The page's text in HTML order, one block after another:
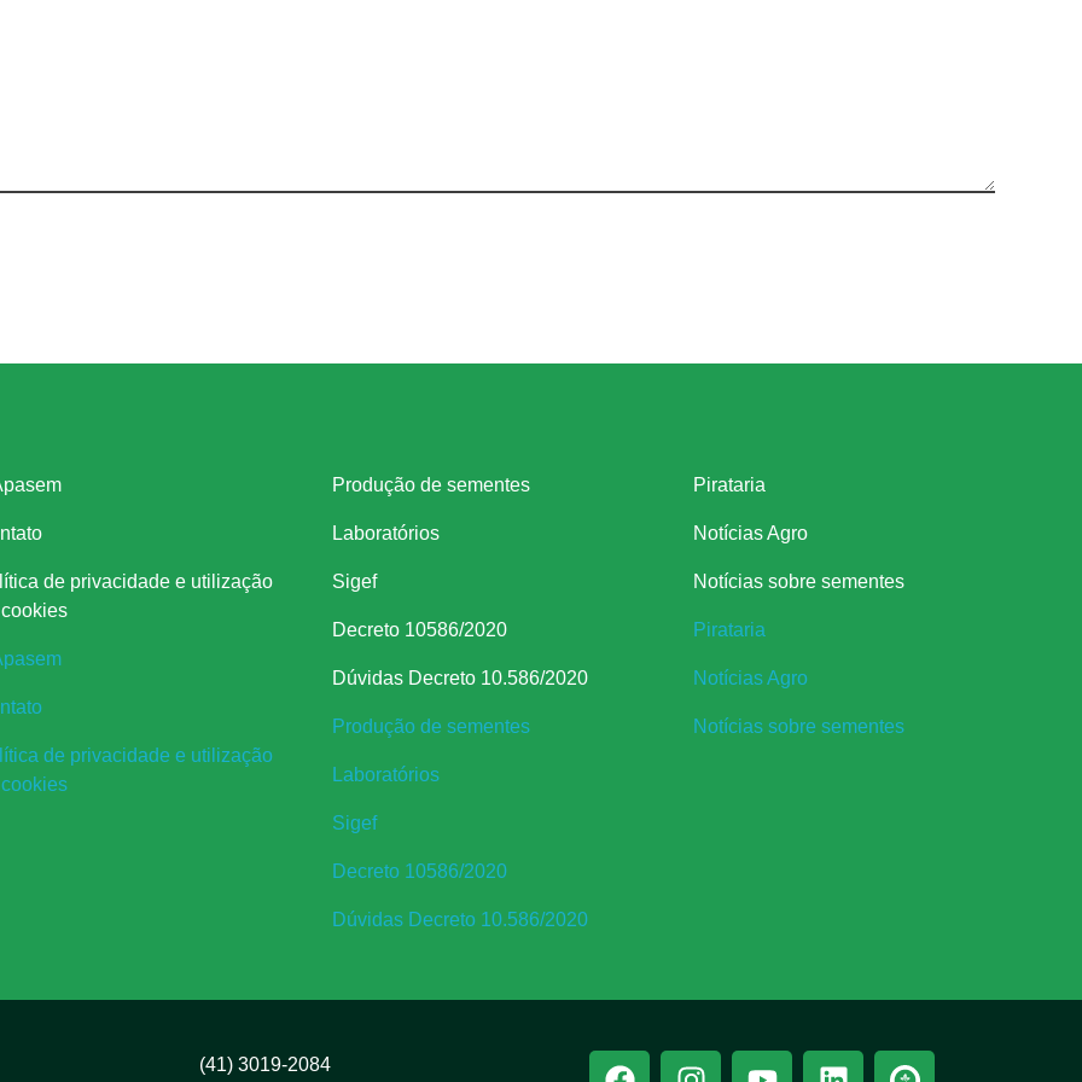
de privacidade e utilização
de privacidade e utilização
Produção de sementes
Laboratórios
Sigef
Decreto 10586/2020
Dúvidas Decreto 10.586/2020
Produção de sementes
Laboratórios
Sigef
Decreto 10586/2020
Dúvidas Decreto 10.586/2020
Pirataria
Notícias Agro
Notícias sobre sementes
Pirataria
Notícias Agro
Notícias sobre sementes
(41) 3019-2084